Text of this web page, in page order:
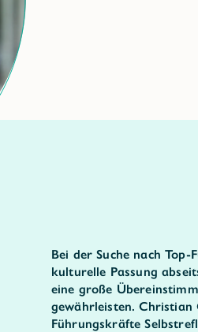
Bei der Suche nach
kulturelle Passung
eine große
gewährleisten. Christian
Führungskräfte